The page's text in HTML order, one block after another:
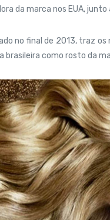
da marca nos EUA,
no final de 2013, traz
brasileira como rosto da